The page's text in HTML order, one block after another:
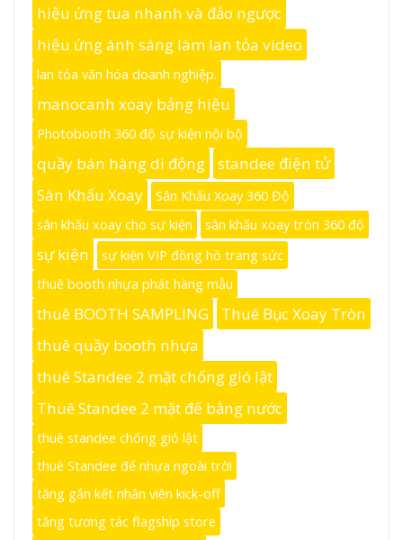
hiệu ứng tua nhanh và đảo ngược
hiệu ứng ánh sáng làm lan tỏa video
lan tỏa văn hóa doanh nghiệp.
manocanh xoay bảng hiệu
Photobooth 360 độ sự kiện nội bộ
quầy bán hàng di động
standee điện tử
Sân Khấu Xoay
Sân Khấu Xoay 360 Độ
sân khấu xoay cho sự kiện
sân khấu xoay tròn 360 độ
sự kiện
sự kiện VIP đồng hồ trang sức
thuê booth nhựa phát hàng mẫu
thuê BOOTH SAMPLING
Thuê Bục Xoay Tròn
thuê quầy booth nhựa
thuê Standee 2 mặt chống gió lật
Thuê Standee 2 mặt đế bằng nước
thuê standee chống gió lật
thuê Standee đế nhựa ngoài trời
tăng gắn kết nhân viên kick-off
tăng tương tác flagship store